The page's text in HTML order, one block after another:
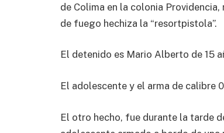
de Colima en la colonia
de fuego hechiza la “resortpistola”.
El detenido es Mario Alberto de 15
El adolescente y el arma de calibre
El otro hecho, fue durante la tarde